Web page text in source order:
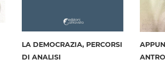
LA DEMOCRAZIA, PERCORSI
DI ANALISI